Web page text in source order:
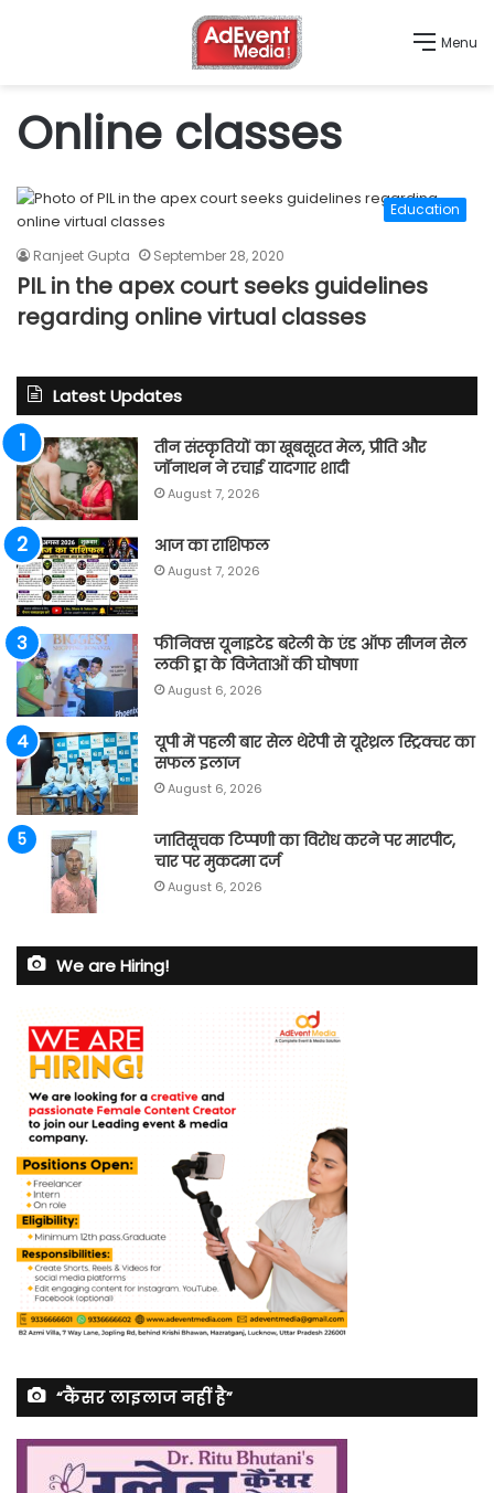
Menu
Online classes
Education
Ranjeet Gupta September 28, 2020
PIL in the apex court seeks guidelines
regarding online virtual classes
Latest Updates
तीन संस्कृतियों का खूबसूरत मेल, प्रीति और
जॉनाथन ने रचाई यादगार शादी
August 7, 2026
आज का राशिफल
August 7, 2026
फीनिक्स यूनाइटेड बरेली के एंड ऑफ सीजन सेल
लकी ड्रा के विजेताओं की घोषणा
August 6, 2026
यूपी में पहली बार सेल थेरेपी से यूरेथ्रल स्ट्रिक्चर का
सफल इलाज
August 6, 2026
जातिसूचक टिप्पणी का विरोध करने पर मारपीट,
चार पर मुकदमा दर्ज
August 6, 2026
We are Hiring!
“कैंसर लाइलाज नहीं है”